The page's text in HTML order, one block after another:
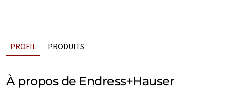
PROFIL PRODUITS
À propos de Endress+Hauser